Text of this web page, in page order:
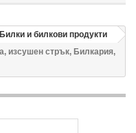
Билки и билкови продукти
изсушен стрък, Билкария,